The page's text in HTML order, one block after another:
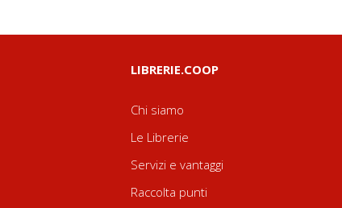
LIBRERIE.COOP
Chi siamo
Le Librerie
Servizi e vantaggi
Raccolta punti